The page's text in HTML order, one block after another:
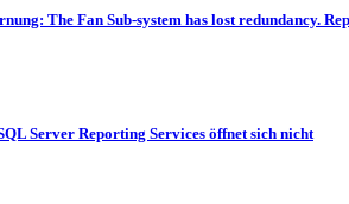
The Fan Sub-system has lost redundancy.
Server Reporting Services öffnet sich nicht